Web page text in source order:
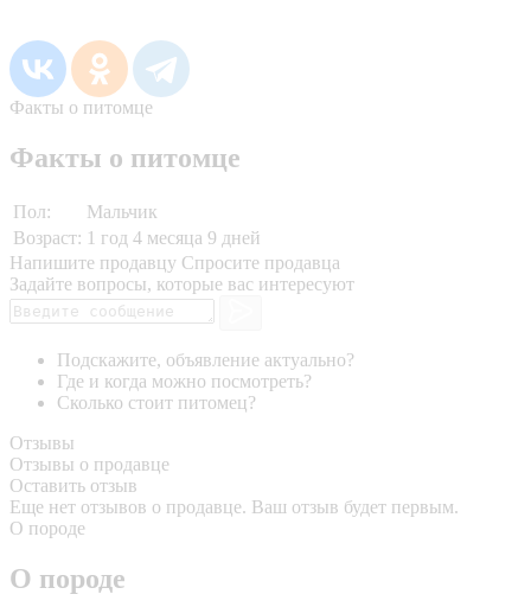
Факты о питомце
Факты о питомце
Пол:
Мальчик
Возраст: 1 год 4 месяца 9 дней
Напишите продавцу Спросите продавца
Задайте вопросы, которые вас интересуют
Подскажите, объявление актуально?
Где и когда можно посмотреть?
Сколько стоит питомец?
Отзывы
Отзывы о продавце
Оставить отзыв
Еще нет отзывов о продавце. Ваш отзыв будет первым.
О породе
О породе